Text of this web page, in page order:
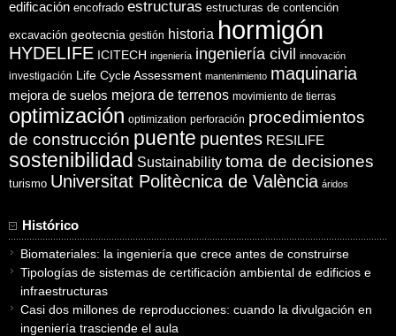
edificación encofrado estructuras estructuras de contención
excavación geotecnia gestión historia hormigón
HYDELIFE ICITECH ingeniería ingeniería civil innovación
investigación Life Cycle Assessment mantenimiento maquinaria
mejora de suelos mejora de terrenos movimiento de tierras
optimización optimization perforación procedimientos
de construcción puente puentes RESILIFE
sostenibilidad Sustainability toma de decisiones
turismo Universitat Politècnica de València áridos
Histórico
Biomateriales: la ingeniería que crece antes de construirse
Tipologías de sistemas de certificación ambiental de edificios e
infraestructuras
Casi dos millones de reproducciones: cuando la divulgación en
ingeniería trasciende el aula